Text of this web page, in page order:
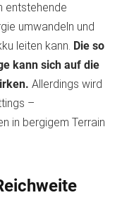
entstehende
umwandeln und
leiten kann. Die so
kann sich auf die
Allerdings wird
–
in bergigem Terrain